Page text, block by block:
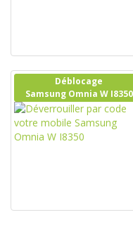
Déblocage
Samsung Omnia W I8350